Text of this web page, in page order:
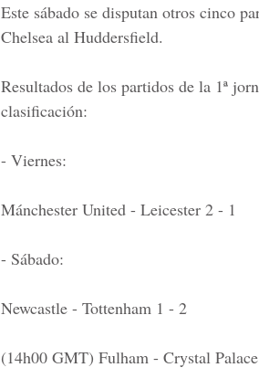
Este sábado se disputan otros cinco
Chelsea al Huddersfield.
Resultados de los partidos de la 1ª
clasificación:
- Viernes:
Mánchester United - Leicester 2 - 1
- Sábado:
Newcastle - Tottenham 1 - 2
(14h00 GMT) Fulham - Crystal Palace